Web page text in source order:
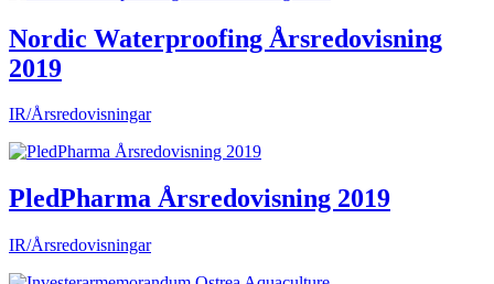
Nordic Waterproofing Årsredovisning
2019
IR/Årsredovisningar
PledPharma Årsredovisning 2019
IR/Årsredovisningar